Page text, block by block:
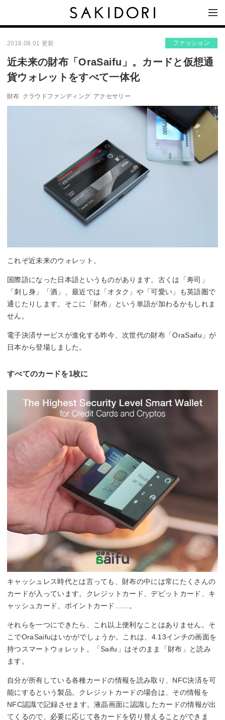
2018.08.01 更新 ファッション
近未来の財布「OraSaifu」。カードと仮想通
貨ウォレットをすべて一体化
財布 クラウドファンディング アクセサリー
これぞ近未来のウォレット。
国際語になった日本語というものがあります。古くは「寿司」
「刺し身」「酒」、最近では「オタク」や「可愛い」も英語圏で
通じたりします。そこに「財布」という単語が加わるかもしれま
せん。
電子決済サービスが進化する昨今、次世代の財布「OraSaifu」が
日本から登場しました。
すべてのカードを1枚に
キャッシュレス時代とは言っても、財布の中には常にたくさんの
カードが入っています。クレジットカード、デビットカード、キ
ャッシュカード、ポイントカード……。
それらを一つにできたら、これ以上便利なことはありません。そ
こでOraSaifuはいかがでしょうか。これは、4.13インチの画面を
持つスマートウォレット。「Saifu」はそのまま「財布」と読み
ます。
自分が所有している各種カードの情報を読み取り、NFC決済を可
能にするという製品。クレジットカードの場合は、その情報を
NFC認識で記録させます。液晶画面に認識したカードの情報が出
てくるので、必要に応じて各カードを切り替えることができま